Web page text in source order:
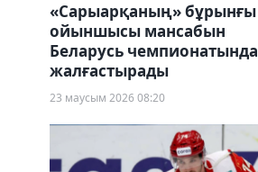
«Сарыарқаның» бұрынғы
ойыншысы мансабын
Беларусь чемпионатында
жалғастырады
23 маусым 2026 08:20